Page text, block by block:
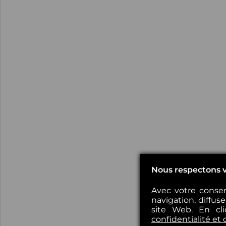
Nous respectons
Avec votre
navigation,
site Web. En
confidentialité et